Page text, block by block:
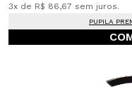
3x de R$ 86,67 sem juros.
PUPILA